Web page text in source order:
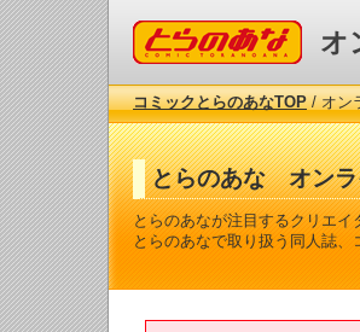
コミックとらのあな オ
コミックとらのあなTOP/ オン
とらのあな オンラ
とらのあなが注目するクリエ
とらのあなで取り扱う同人誌